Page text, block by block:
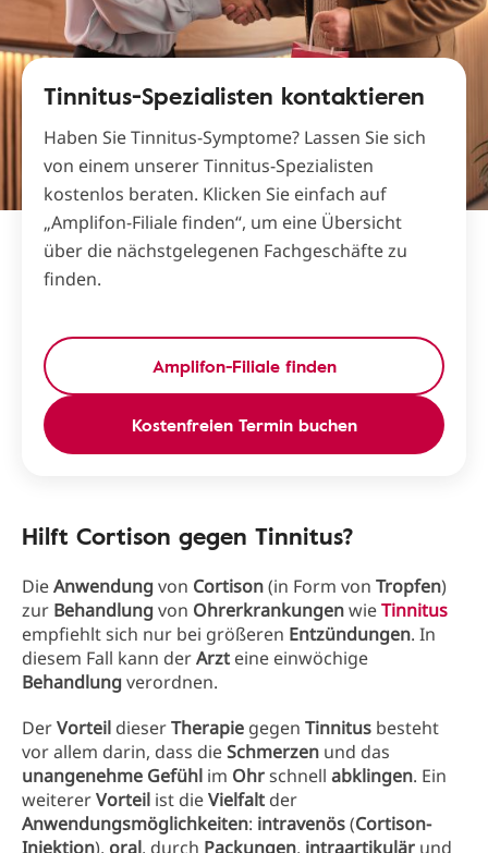
Tinnitus-Spezialisten kontaktieren
Haben Sie Tinnitus-Symptome? Lassen Sie sich
von einem unserer Tinnitus-Spezialisten
kostenlos beraten. Klicken Sie einfach auf
„Amplifon-Filiale finden“, um eine Übersicht
über die nächstgelegenen Fachgeschäfte zu
finden.
Amplifon-Filiale finden
Kostenfreien Termin buchen
Hilft Cortison gegen Tinnitus?
DieAnwendungvon Cortison(in Form von Tropfen)
zur Behandlungvon OhrerkrankungenwieTinnitus
empfiehlt sich nur bei größeren Entzündungen. In
diesem Fall kann derArzt eine einwöchige
Behandlungverordnen.
DerVorteil dieserTherapie gegen Tinnitus besteht
vor allem darin, dass dieSchmerzen und das
unangenehme Gefühl im Ohrschnell abklingen. Ein
weitererVorteil ist dieVielfalt der
Anwendungsmöglichkeiten: intravenös(Cortison-
Injektion), oral, durch Packungen, intraartikulär und